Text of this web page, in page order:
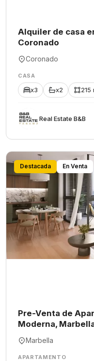
Alquiler de casa
Coronado
Coronado
CASA
x3 x2 215
Rеаl Еstаtе В&В
Destacada En Venta
Pre-Venta de
Moderna,
Marbella
APARTAMENTO